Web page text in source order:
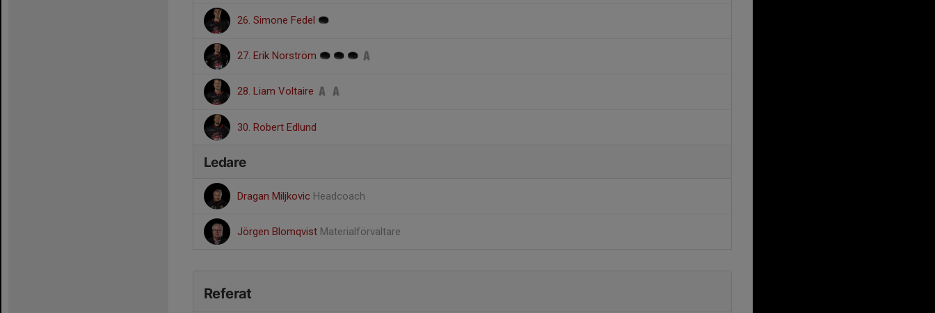
26. Simone Fedel
27. Erik Norström
28. Liam Voltaire
30. Robert Edlund
Ledare
Dragan Miljkovic Headcoach
Jörgen Blomqvist Materialförvaltare
Referat